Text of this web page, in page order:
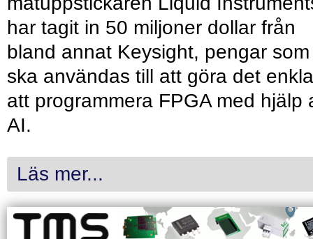
har tagit in 50 miljoner dollar från
bland annat Keysight, pengar som
ska användas till att göra det
att programmera FPGA med hjälp
AI.
Läs mer...